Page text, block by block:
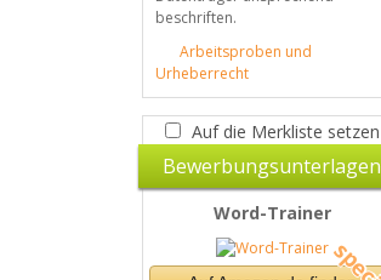
beschriften.
Arbeitsproben und
Urheberrecht
Auf die Merkliste setzen
Bewerbungsunterlagen
Word-Trainer